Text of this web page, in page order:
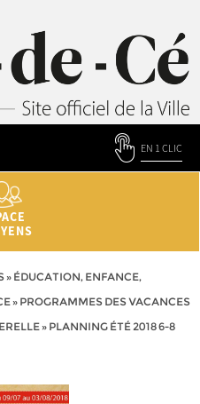
EN 1 CLIC
» ÉDUCATION, ENFANCE,
» PROGRAMMES DES VACANCES
» PLANNING ÉTÉ 2018 6-8